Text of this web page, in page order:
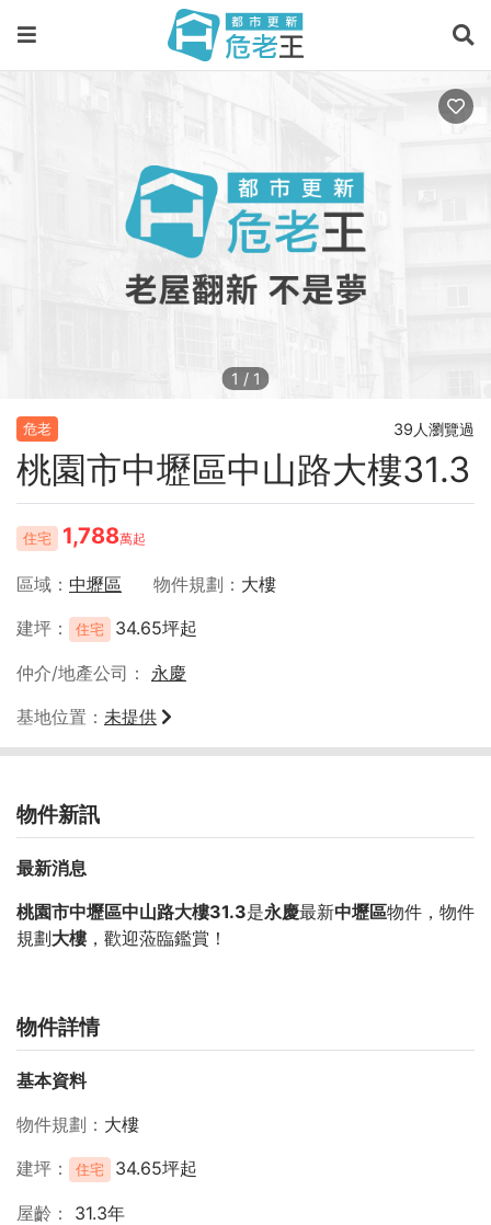
1 / 1
危老 39人瀏覽過
桃園市中壢區中山路大樓31.3
住宅 1,788萬起
區域 中壢區 物件規劃
大樓
建坪
住宅 34.65坪起
仲介/地產公司
永慶
基地位置
未提供
物件新訊
最新消息
桃園市中壢區中山路大樓31.3是永慶最新中壢區物件，物件
規劃大樓，歡迎蒞臨鑑賞！
物件詳情
基本資料
物件規劃
大樓
建坪
住宅 34.65坪起
屋齡
31.3年